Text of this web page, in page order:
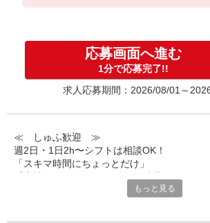
応募画面へ進む
1分で応募完了!!
求人応募期間：2026/08/01～
≪ しゅふ歓迎 ≫
週2日・1日2h〜シフトは相談OK！
「スキマ時間にちょっとだけ」
など、自分らしく活躍できますよ。
もっと見る